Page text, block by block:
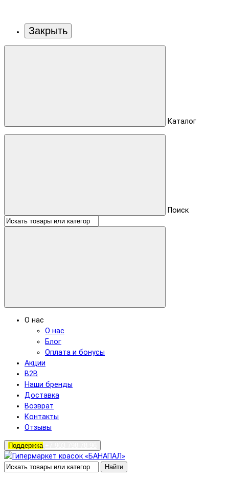
Закрыть
Каталог
Поиск
О нас
О нас
Блог
Оплата и бонусы
Акции
B2B
Наши бренды
Доставка
Возврат
Контакты
Отзывы
Поддержка
Найти